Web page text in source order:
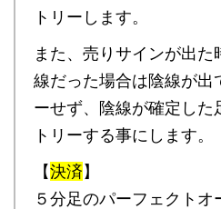
トリーします。
また、売りサインが出
線だった場合は陰線が出
ーせず、陰線が確定した
トリーする事にします。
【決済】
５分足のパーフェクト